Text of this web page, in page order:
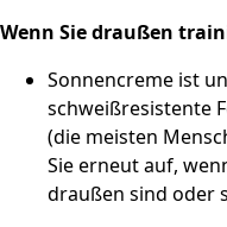
Wenn Sie draußen
Sonnencreme ist
schweißresistente
(die meisten
Sie erneut auf,
draußen sind oder